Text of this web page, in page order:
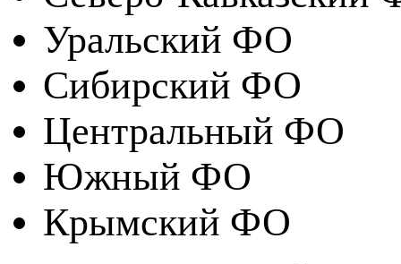
Уральский ФО
Сибирский ФО
Центральный ФО
Южный ФО
Крымский ФО